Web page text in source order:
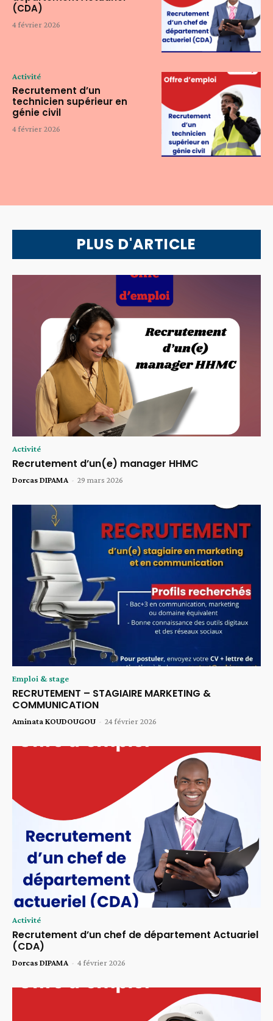
(CDA)
4 février 2026
Activité
Recrutement d’un
technicien supérieur en
génie civil
4 février 2026
PLUS D'ARTICLE
Activité
Recrutement d’un(e) manager HHMC
Dorcas DIPAMA - 29 mars 2026
Emploi & stage
RECRUTEMENT – STAGIAIRE MARKETING &
COMMUNICATION
Aminata KOUDOUGOU - 24 février 2026
Activité
Recrutement d’un chef de département Actuariel
(CDA)
Dorcas DIPAMA - 4 février 2026